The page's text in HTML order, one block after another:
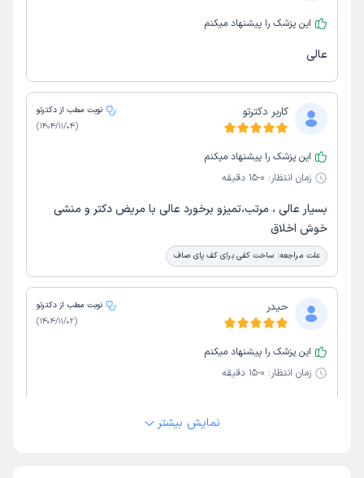
این پزشک را پیشنهاد میکنم
عالی
کاربر دکترتو
نوبت مطب از دکترتو
(
1404/11/04
)
این پزشک را پیشنهاد میکنم
زمان انتظار: 0-15 دقیقه
بسیار عالی ، مرتب،تمیزو برخورد عالی با مریض دکتر و منشی
خوش اخلاق
علت مراجعه: ساخت کفی برای کف پای صاف
حیدر
نوبت مطب از دکترتو
(
1404/11/02
)
این پزشک را پیشنهاد میکنم
زمان انتظار: 0-15 دقیقه
نمایش بیشتر